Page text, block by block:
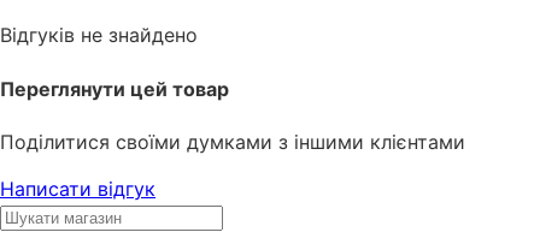
Відгуків не знайдено
Переглянути цей товар
Поділитися своїми думками з іншими клієнтами
Написати відгук